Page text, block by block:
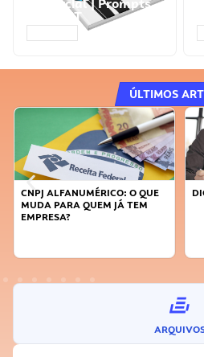
comercial | Prompts
ChatGPT
ÚLTIMOS
CNPJ ALFANUMÉRICO: O QUE
MUDA PARA QUEM JÁ TEM
EMPRESA?